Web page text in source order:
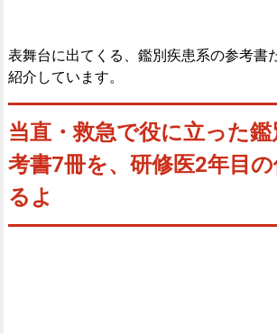
表舞台に出てくる、鑑別疾患系の参考書
紹介しています。
当直・救急で役に立った
考書7冊を、研修医2年目
るよ